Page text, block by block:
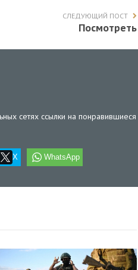
СЛЕДУЮЩИЙ ПОСТ
Посмотреть
сетях ссылки на понравившиеся
X WhatsApp